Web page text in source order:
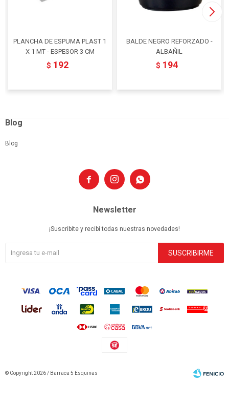
PLANCHA DE ESPUMA PLAST 1
X 1 MT - ESPESOR 3 CM
$ 192
BALDE NEGRO REFORZADO -
ALBAÑIL
$ 194
  
Blog
Blog
Newsletter
¡Suscribite y recibí todas nuestras novedades!
SUSCRIBIRME
© Copyright 2026 / Barraca 5 Esquinas